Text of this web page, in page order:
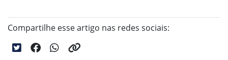
Compartilhe esse artigo nas redes sociais: